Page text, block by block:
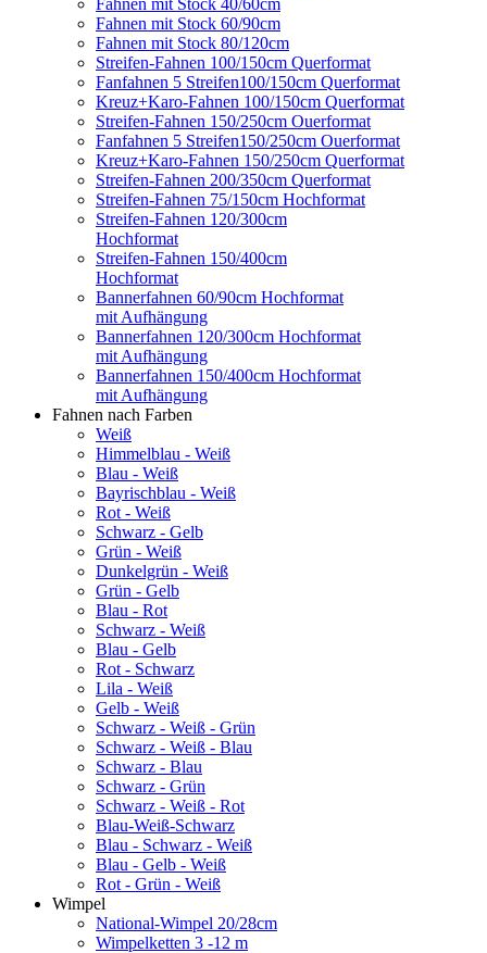
Fahnen mit Stock 40/60cm
Fahnen mit Stock 60/90cm
Fahnen mit Stock 80/120cm
Streifen-Fahnen 100/150cm Querformat
Fanfahnen 5 Streifen100/150cm Querformat
Kreuz+Karo-Fahnen 100/150cm Querformat
Streifen-Fahnen 150/250cm Ouerformat
Fanfahnen 5 Streifen150/250cm Ouerformat
Kreuz+Karo-Fahnen 150/250cm Querformat
Streifen-Fahnen 200/350cm Querformat
Streifen-Fahnen 75/150cm Hochformat
Streifen-Fahnen 120/300cm
Hochformat
Streifen-Fahnen 150/400cm
Hochformat
Bannerfahnen 60/90cm Hochformat
mit Aufhängung
Bannerfahnen 120/300cm Hochformat
mit Aufhängung
Bannerfahnen 150/400cm Hochformat
mit Aufhängung
Fahnen nach Farben
Weiß
Himmelblau - Weiß
Blau - Weiß
Bayrischblau - Weiß
Rot - Weiß
Schwarz - Gelb
Grün - Weiß
Dunkelgrün - Weiß
Grün - Gelb
Blau - Rot
Schwarz - Weiß
Blau - Gelb
Rot - Schwarz
Lila - Weiß
Gelb - Weiß
Schwarz - Weiß - Grün
Schwarz - Weiß - Blau
Schwarz - Blau
Schwarz - Grün
Schwarz - Weiß - Rot
Blau-Weiß-Schwarz
Blau - Schwarz - Weiß
Blau - Gelb - Weiß
Rot - Grün - Weiß
Wimpel
National-Wimpel 20/28cm
Wimpelketten 3 -12 m